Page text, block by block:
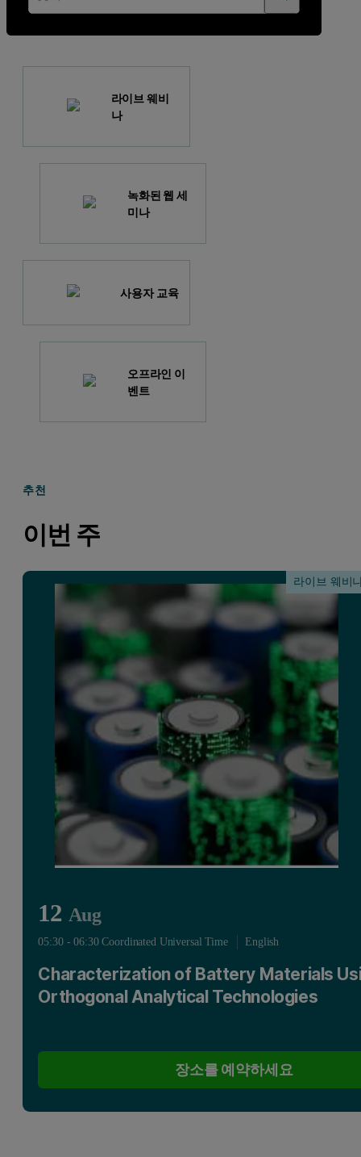
라이브 웨비
나
녹화된 웹 세
미나
사용자 교육
오프라인 이
벤트
추천
이번 주
라이브 웨비
12 Aug
05:30 - 06:30 Coordinated Universal Time English
Characterization of Battery Materials
Orthogonal Analytical Technologies
장소를 예약하세요